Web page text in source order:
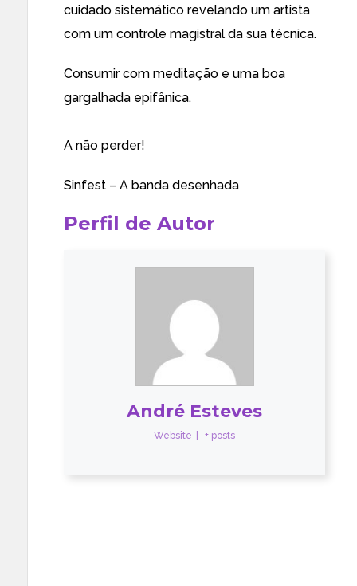
cuidado sistemático revelando um artista
com um controle magistral da sua técnica.
Consumir com meditação e uma boa
gargalhada epifânica.
A não perder!
Sinfest – A banda desenhada
Perfil de Autor
André Esteves
Website + posts